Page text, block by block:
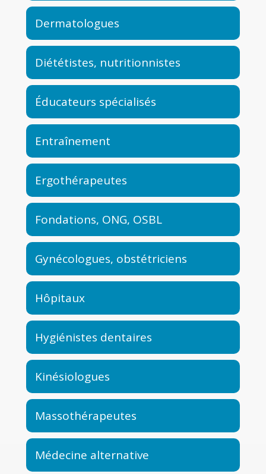
Dermatologues
Diététistes, nutritionnistes
Éducateurs spécialisés
Entraînement
Ergothérapeutes
Fondations, ONG, OSBL
Gynécologues, obstétriciens
Hôpitaux
Hygiénistes dentaires
Kinésiologues
Massothérapeutes
Médecine alternative